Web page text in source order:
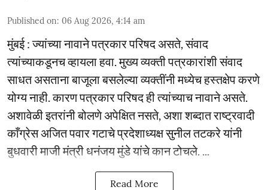
Published on: 06 Aug 2026, 4:14 am
मुंबई : ज्यांच्या नावाने पत्रकार परिषद असते, संवाद
त्यांच्याकडूनच व्हायला हवा. मुख्य व्यक्ती पत्रकारांशी संवाद
साधत असताना बाजूला बसलेल्या व्यक्तींनी मध्येच हस्तक्षेप करणे
योग्य नाही. कारण पत्रकार परिषद ही त्यांच्याच नावाने असते.
अशावेळी इतरांनी बोलणे अपेक्षित नसते, अशा शब्दात राष्ट्रवादी
काँग्रेस अजित पवार गटाचे प्रदेशाध्यक्ष सुनील तटकरे यांनी
बुधवारी माजी मंत्री धनंजय मुंडे यांचे कान टोचले. ...
Read More